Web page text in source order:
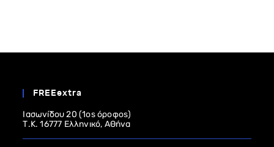
FREEextra
Ιασωνίδου 20 (1ος όροφος)
Τ.Κ. 16777 Ελληνικό, Αθήνα